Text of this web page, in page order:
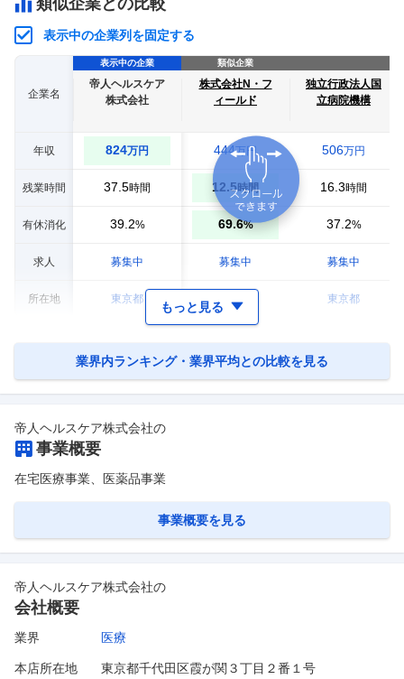
表示中の企業列を固定する
企業名
年収
残業時間
有休消化
求人
所在地
表示中の企業
帝人ヘルスケア
株式会社
824万円
37.5時間
39.2%
募集中
東京都
類似企業
株式会社N・フ
ィールド
444万円
12.5時間
69.6%
募集中
大阪府
独立行政法人国
立病院機構
506万円
16.3時間
37.2%
募集中
東京都
もっと見る
業界内ランキング・業界平均との比較を見る
帝人ヘルスケア株式会社の
事業概要
在宅医療事業、医薬品事業
事業概要を見る
帝人ヘルスケア株式会社の
会社概要
業界 医療
本店所在地 東京都千代田区霞が関３丁目２番１号